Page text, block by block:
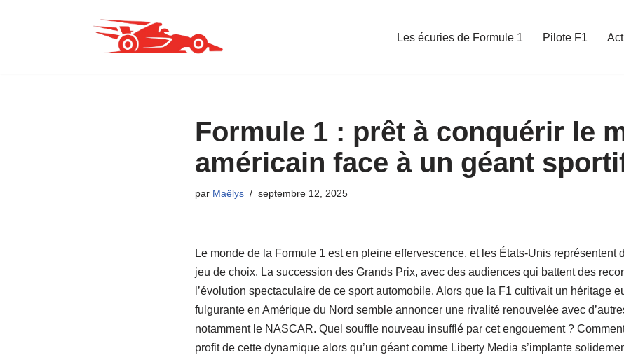
Les écuries de Formule 1 Pilote F1
Formule 1 : prêt à conquérir le
américain face à un géant
par Maëlys septembre 12, 2025
Le monde de la Formule 1 est en pleine effervescence, et les États-Unis représentent
jeu de choix. La succession des Grands Prix, avec des audiences qui battent des
l’évolution spectaculaire de ce sport automobile. Alors que la F1 cultivait un héritage
fulgurante en Amérique du Nord semble annoncer une rivalité renouvelée avec
notamment le NASCAR. Quel souffle nouveau insufflé par cet engouement ?
profit de cette dynamique alors qu’un géant comme Liberty Media s’implante